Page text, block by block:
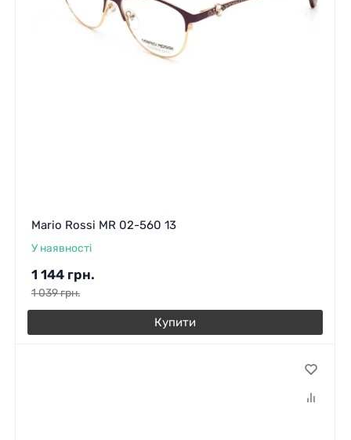
Mario Rossi MR 02-560 13
У наявності
1 144 грн.
1 039грн.
Купити